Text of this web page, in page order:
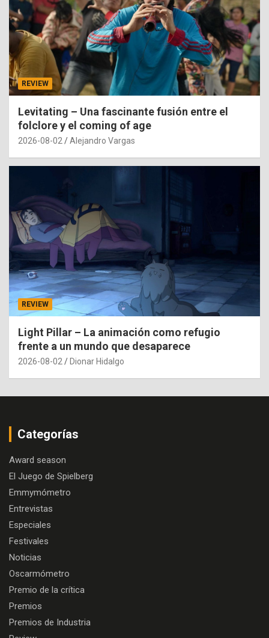
REVIEW
Levitating – Una fascinante fusión entre el
folclore y el coming of age
2026-08-02 Alejandro Vargas
REVIEW
Light Pillar – La animación como refugio
frente a un mundo que desaparece
2026-08-02 Dionar Hidalgo
Categorías
Award season
El Juego de Spielberg
Emmymómetro
Entrevistas
Especiales
Festivales
Noticias
Oscarmómetro
Premio de la crítica
Premios
Premios de Industria